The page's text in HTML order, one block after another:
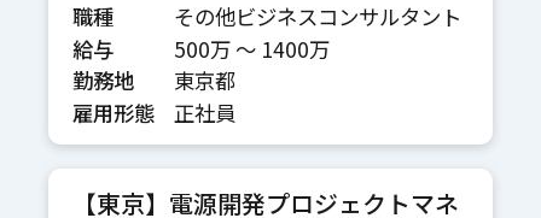
職種
その他ビジネスコンサルタント
給与
500万 〜 1400万
勤務地
東京都
雇用形態
正社員
【東京】電源開発プロジェクトマネ